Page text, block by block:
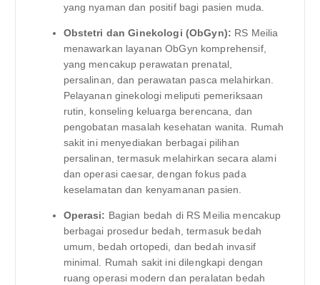
yang nyaman dan positif bagi pasien muda.
Obstetri dan Ginekologi (ObGyn): RS Meilia
menawarkan layanan ObGyn komprehensif,
yang mencakup perawatan prenatal,
persalinan, dan perawatan pasca melahirkan.
Pelayanan ginekologi meliputi pemeriksaan
rutin, konseling keluarga berencana, dan
pengobatan masalah kesehatan wanita. Rumah
sakit ini menyediakan berbagai pilihan
persalinan, termasuk melahirkan secara alami
dan operasi caesar, dengan fokus pada
keselamatan dan kenyamanan pasien.
Operasi: Bagian bedah di RS Meilia mencakup
berbagai prosedur bedah, termasuk bedah
umum, bedah ortopedi, dan bedah invasif
minimal. Rumah sakit ini dilengkapi dengan
ruang operasi modern dan peralatan bedah